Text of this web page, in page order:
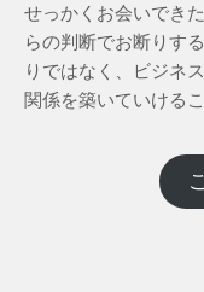
せっかくお会いでき
らの判断でお断りす
りではなく、ビジネ
関係を築いていける